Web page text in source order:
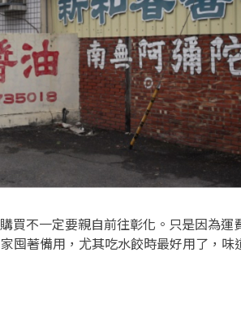
買不一定要親自前往彰化。只是因為運
囤著備用，尤其吃水餃時最好用了，味